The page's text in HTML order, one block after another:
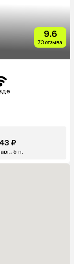
9.6
73 отзыва
₽
5 н.